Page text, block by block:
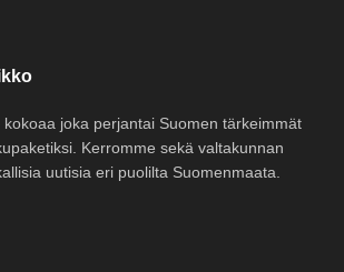
kokoaa joka perjantai Suomen tärkeimmät
Kerromme sekä valtakunnan
uutisia eri puolilta Suomenmaata.